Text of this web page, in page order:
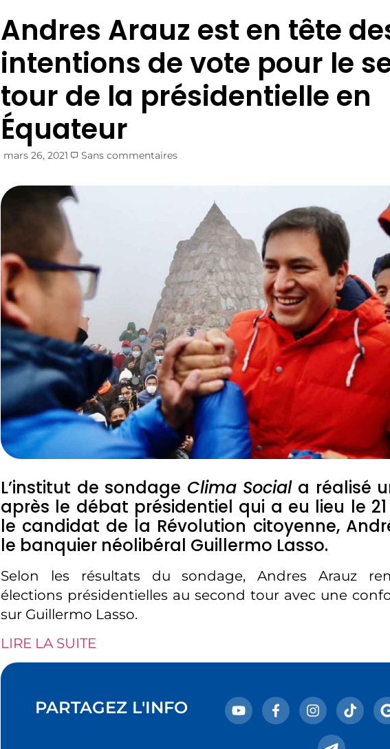
Andres Arauz est en tête
intentions de vote pour le
tour de la présidentielle en
Équateur
mars 26, 2021 Sans commentaires
L’institut de sondage Clima Sociala réalisé
après le débat présidentiel qui a eu lieu le
le candidat de la Révolution citoyenne,
le banquier néolibéral Guillermo Lasso.
Selon les résultats du sondage, Andres Arauz
élections présidentielles au second tour avec une
sur Guillermo Lasso.
LIRE LA SUITE
PARTAGEZ L'INFO